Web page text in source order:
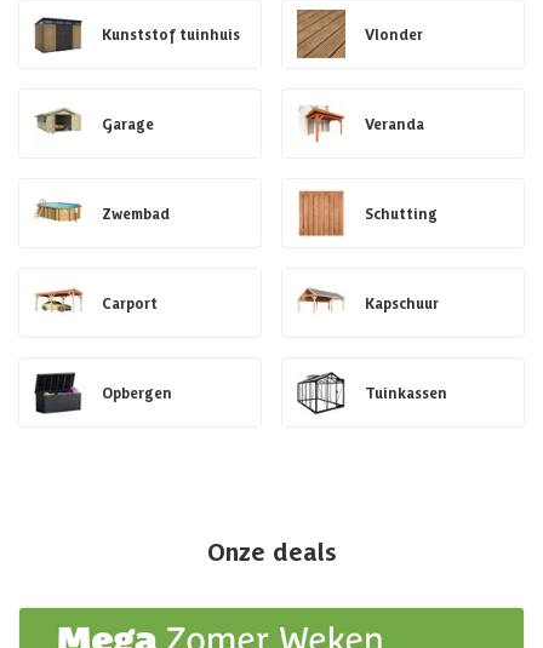
Kunststof tuinhuis Vlonder
Garage Veranda
Zwembad Schutting
Carport Kapschuur
Opbergen Tuinkassen
Onze deals